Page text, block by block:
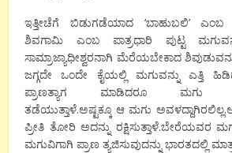
ಇತ್ತೀಚೆಗೆ ಬಿಡುಗಡೆಯಾದ ‘ಬಾಹುಬಲಿ’ ಎಂಬ
ಶಿವಗಾಮಿ ಎಂಬ ಪಾತ್ರಧಾರಿ ಪುಟ್ಟ
ಸಾಮ್ರಾಜ್ಯಾಧೀಶ್ವರನಾಗಿ ಮೆರೆಯಬೇಕಾದ
ಜಗ್ಗದೇ ಒಂದೇ ಕೈಯಲ್ಲಿ ಮಗುವನ್ನು ಎತ್ತಿ
ಪ್ರಾಣತ್ಯಾಗ ಮಾಡಿದರೂ ಮಗು
ತಡೆಯುತ್ತಾಳೆ.ಅಷ್ಟಕ್ಕೂ ಆ ಮಗು
ಪ್ರೀತಿ ತೋರಿ ಅದನ್ನು
ಮಗುವಿಗಾಗಿ ಪ್ರಾಣ ತ್ಯಜಿಸುವುದನ್ನು ಭಾರತದಲ್ಲಿ